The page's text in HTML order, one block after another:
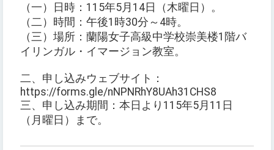
（一）日時：115年5月14日（木曜日）。
（二）時間：午後1時30分～4時。
（三）場所：蘭陽女子高級中学校崇美楼1階バ
イリンガル・イマージョン教室。
二、申し込みウェブサイト：
https://forms.gle/nNPNRhY8UAh31CHS8
三、申し込み期間：本日より115年5月11日
（月曜日）まで。